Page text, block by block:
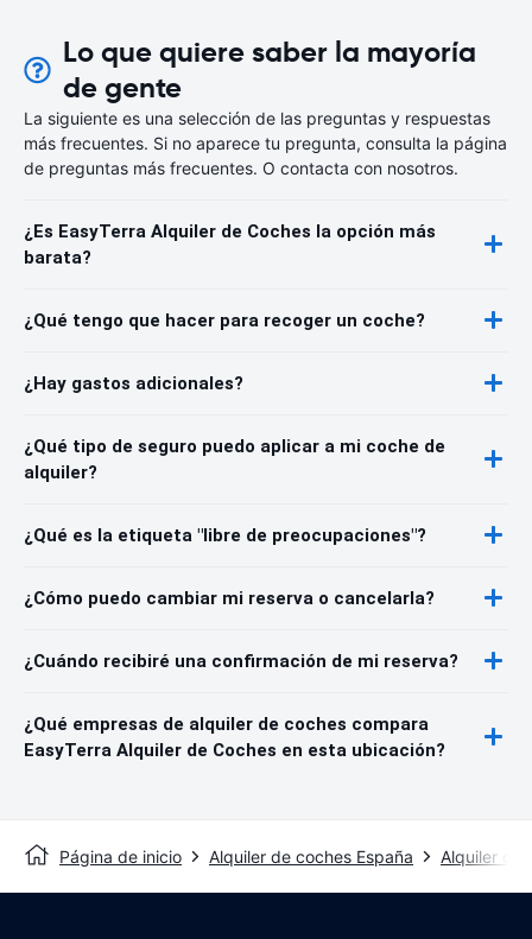
Lo que quiere saber la mayoría
de gente
La siguiente es una selección de las preguntas y respuestas
más frecuentes. Si no aparece tu pregunta, consulta la página
de preguntas más frecuentes. O contacta con nosotros.
¿Es EasyTerra Alquiler de Coches la opción más
barata?
¿Qué tengo que hacer para recoger un coche?
¿Hay gastos adicionales?
¿Qué tipo de seguro puedo aplicar a mi coche de
alquiler?
¿Qué es la etiqueta "libre de preocupaciones"?
¿Cómo puedo cambiar mi reserva o cancelarla?
¿Cuándo recibiré una confirmación de mi reserva?
¿Qué empresas de alquiler de coches compara
EasyTerra Alquiler de Coches en esta ubicación?
Página de inicio Alquiler de coches España Alquiler de